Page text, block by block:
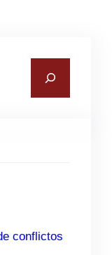
conflictos